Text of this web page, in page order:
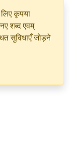
कृपया
शब्द एवम्
सुविधाएँ जोड़ने